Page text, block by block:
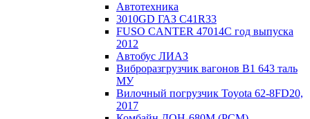
Автотехника
3010GD ГАЗ С41R33
FUSO CANTER 47014C год выпуска
2012
Автобус ЛИАЗ
Виброразгрузчик вагонов В1 643 таль
МУ
Вилочный погрузчик Toyota 62-8FD20,
2017